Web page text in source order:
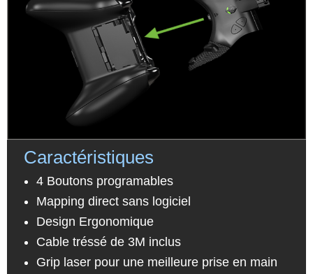
Caractéristiques
4 Boutons programables
Mapping direct sans logiciel
Design Ergonomique
Cable tréssé de 3M inclus
Grip laser pour une meilleure prise en main